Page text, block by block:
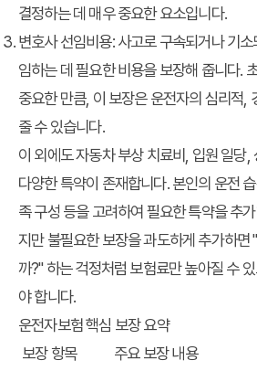
결정하는 데 매우 중요한 요소입니다.
변호사 선임비용: 사고로 구속되거나 기
임하는 데 필요한 비용을 보장해 줍니다.
중요한 만큼, 이 보장은 운전자의 심리적,
줄 수 있습니다.
이 외에도 자동차 부상 치료비, 입원 일당
다양한 특약이 존재합니다. 본인의 운전
족 구성 등을 고려하여 필요한 특약을 추
지만 불필요한 보장을 과도하게 추가하면
까?" 하는 걱정처럼 보험료만 높아질 수
야 합니다.
운전자보험 핵심 보장 요약
보장 항목
주요 보장 내용